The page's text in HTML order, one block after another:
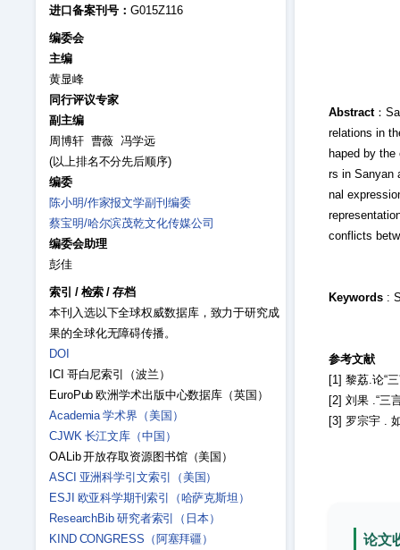
进口备案刊号： G015Z116
编委会
主编
黄显峰
同行评议专家
副主编
周博轩 曹薇 冯学远
(以上排名不分先后顺序)
编委
陈小明/作家报文学副刊编委
蔡宝明/哈尔滨茂乾文化传媒公司
编委会助理
彭佳
索引 / 检索 /存档
本刊入选以下全球权威数据库，致力于研究成
果的全球化无障碍传播。
DOI
ICI 哥白尼索引（波兰）
EuroPub 欧洲学术出版中心数据库（英国）
Academia 学术界（美国）
CJWK 长江文库（中国）
OALib 开放存取资源图书馆（美国）
ASCI 亚洲科学引文索引（美国）
ESJI 欧亚科学期刊索引（哈萨克斯坦）
ResearchBib 研究者索引（日本）
KIND CONGRESS（阿塞拜疆）
Abstract：
relations in
haped by
rs in Sanyan
nal
conflicts
Keywords:
参考文献
[1] 黎荔.论“
[2] 刘果 .“三
[3] 罗宗宇 .
论文